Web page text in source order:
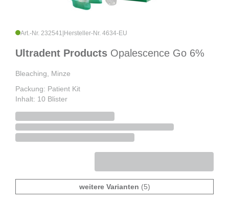
Art.-Nr. 232541 Hersteller-Nr. 4634-EU
Ultradent Products Opalescence Go 6%
Bleaching, Minze
Packung: Patient Kit
Inhalt: 10 Blister
weitere Varianten (5)